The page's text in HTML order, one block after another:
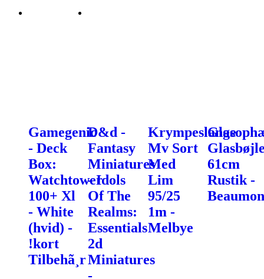
Gamegenic
- Deck
Box:
Watchtower
100+ Xl
- White
(hvid) -
!kort
Tilbehã¸r
D&d -
Fantasy
Miniatures
- Idols
Of The
Realms:
Essentials
2d
Miniatures
-
Krympeslange
Mv Sort
Med
Lim
95/25
1m -
Melbye
61cm
Rustik -